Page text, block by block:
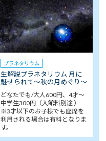
プラネタリウム
生解説プラネタリウム 月に
魅せられて～秋の月めぐり～
どなたでも/大人600円、4才～
中学生300円（入館料別途 ）
※3才以下のお子様でも座席を
利用される場合は有料となりま
す。